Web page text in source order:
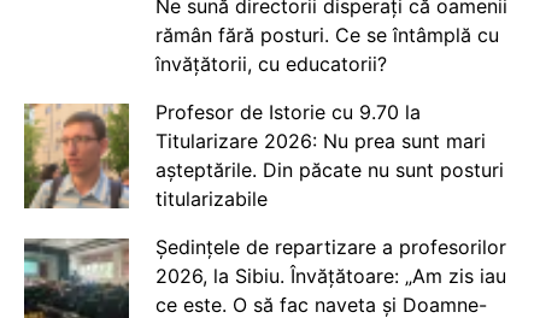
Ne sună directorii disperați că oamenii
rămân fără posturi. Ce se întâmplă cu
învățătorii, cu educatorii?
Profesor de Istorie cu 9.70 la
Titularizare 2026: Nu prea sunt mari
așteptările. Din păcate nu sunt posturi
titularizabile
Ședințele de repartizare a profesorilor
2026, la Sibiu. Învățătoare: „Am zis iau
ce este. O să fac naveta și Doamne-